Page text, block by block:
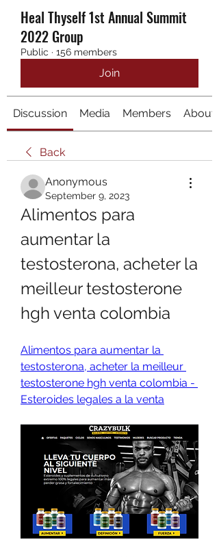
Heal Thyself 1st Annual Summit
2022 Group
Public · 156 members
Join
Discussion Media Members About
Back
Anonymous
September 9, 2023
Alimentos para
aumentar la
testosterona, acheter la
meilleur testosterone
hgh venta colombia
Alimentos para aumentar la
testosterona, acheter la meilleur
testosterone hgh venta colombia -
Esteroides legales a la venta